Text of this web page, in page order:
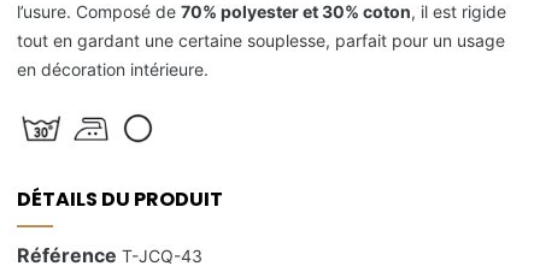
l’usure. Composé de 70% polyester et 30% coton, il est rigide
tout en gardant une certaine souplesse, parfait pour un usage
en décoration intérieure.
DÉTAILS DU PRODUIT
Référence T-JCQ-43